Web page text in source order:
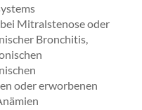
Mitralstenose oder
Bronchitis,
oder erworbenen